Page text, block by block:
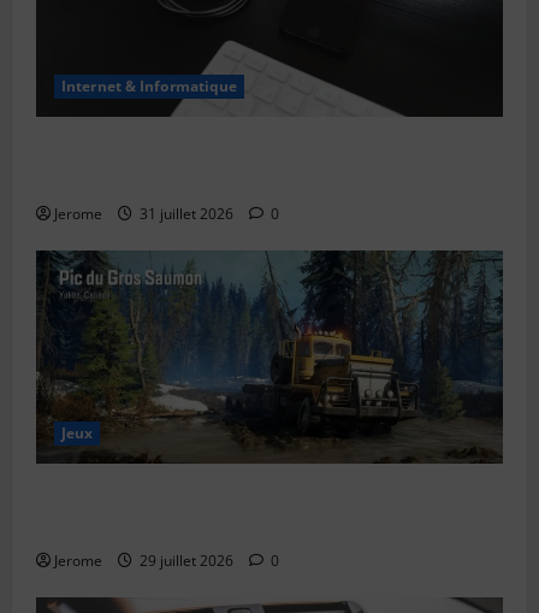
Internet & Informatique
Jerome 31 juillet 2026 0
Jeux
Jerome 29 juillet 2026 0